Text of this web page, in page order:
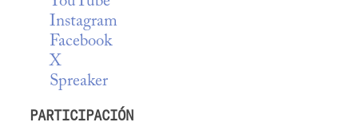
Instagram
Facebook
X
Spreaker
PARTICIPACIÓN